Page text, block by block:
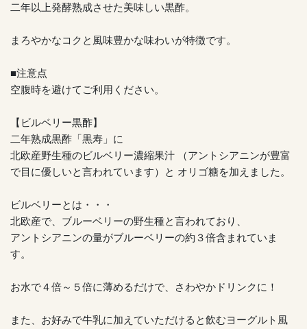
二年以上発酵熟成させた美味しい黒酢。
まろやかなコクと風味豊かな味わいが特徴です。
■注意点
空腹時を避けてご利用ください。
【ビルベリー黒酢】
二年熟成黒酢「黒寿」に
北欧産野生種のビルベリー濃縮果汁 （アントシアニンが豊富
で目に優しいと言われています）と オリゴ糖を加えました。
ビルベリーとは・・・
北欧産で、ブルーベリーの野生種と言われており、
アントシアニンの量がブルーベリーの約３倍含まれていま
す。
お水で４倍～５倍に薄めるだけで、さわやかドリンクに！
また、お好みで牛乳に加えていただけると飲むヨーグルト風